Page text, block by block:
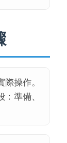
操作。
準備、